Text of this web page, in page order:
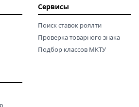
Сервисы
Поиск ставок роялти
Проверка товарного знака
Подбор классов МКТУ